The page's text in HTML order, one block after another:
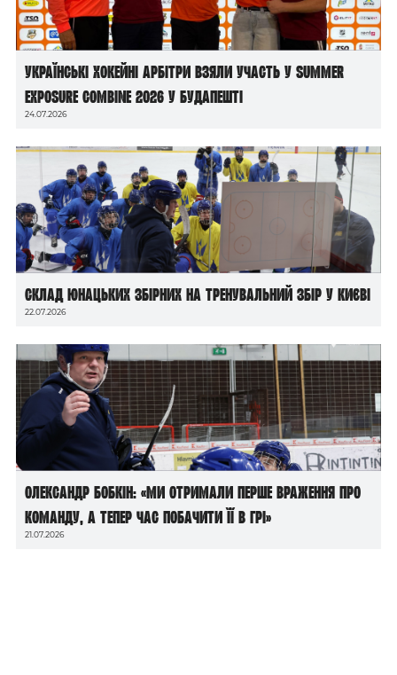
Українські хокейні арбітри взяли участь у Summer
Exposure Combine 2026 у Будапешті
24.07.2026
Склад юнацьких збірних на тренувальний збір у Києві
22.07.2026
Олександр Бобкін: «Ми отримали перше враження про
команду, а тепер час побачити її в грі»
21.07.2026